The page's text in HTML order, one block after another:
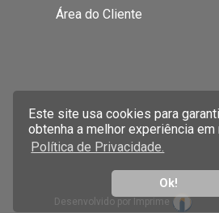
Este site usa cookies para
obtenha a melhor experiência
Política de Privacidade.
Ok!
Área do Cliente
Desenvolvido por Imprime